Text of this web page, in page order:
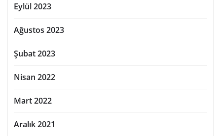
Eylül 2023
Ağustos 2023
Şubat 2023
Nisan 2022
Mart 2022
Aralık 2021